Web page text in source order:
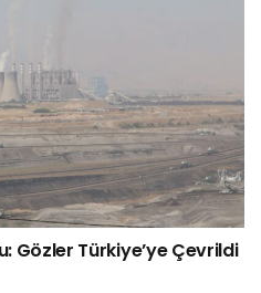
Gözler Türkiye’ye Çevrildi